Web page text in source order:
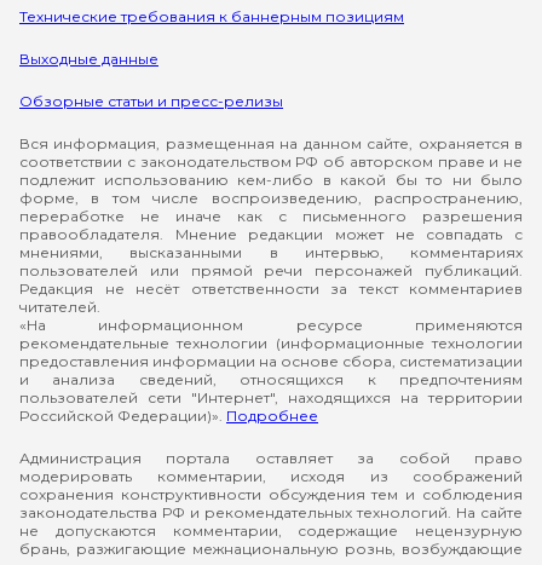
Технические требования к баннерным позициям
Выходные данные
Обзорные статьи и пресс-релизы
Вся информация, размещенная на данном сайте, охраняется в
соответствии с законодательством РФ об авторском праве и не
подлежит использованию кем-либо в какой бы то ни было
форме, в том числе воспроизведению, распространению,
переработке не иначе как с письменного разрешения
правообладателя. Мнение редакции может не совпадать с
мнениями, высказанными в интервью, комментариях
пользователей или прямой речи персонажей публикаций.
Редакция не несёт ответственности за текст комментариев
читателей.
«На информационном ресурсе применяются
рекомендательные технологии (информационные технологии
предоставления информации на основе сбора, систематизации
и анализа сведений, относящихся к предпочтениям
пользователей сети "Интернет", находящихся на территории
Российской Федерации)». Подробнее
Администрация портала оставляет за собой право
модерировать комментарии, исходя из соображений
сохранения конструктивности обсуждения тем и соблюдения
законодательства РФ и рекомендательных технологий. На сайте
не допускаются комментарии, содержащие нецензурную
брань, разжигающие межнациональную рознь, возбуждающие